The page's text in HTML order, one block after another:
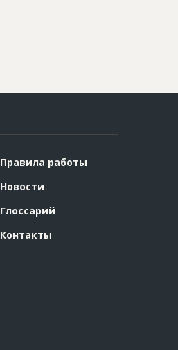
Правила работы
Новости
Глоссарий
Контакты